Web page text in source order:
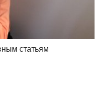
статьям